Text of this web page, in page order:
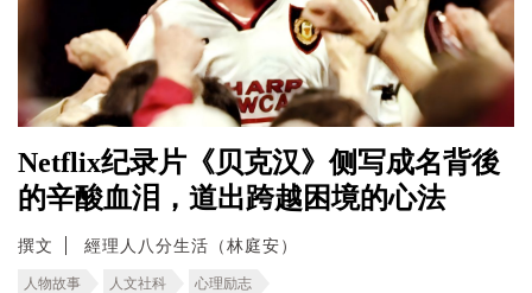
Netflix纪录片《贝克汉》侧写成名背後
的辛酸血泪，道出跨越困境的心法
撰文 經理人八分生活（林庭安）
人物故事 人文社科 心理励志